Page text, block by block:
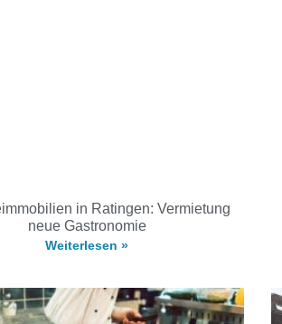
in Ratingen: Vermietung
neue Gastronomie
Weiterlesen »